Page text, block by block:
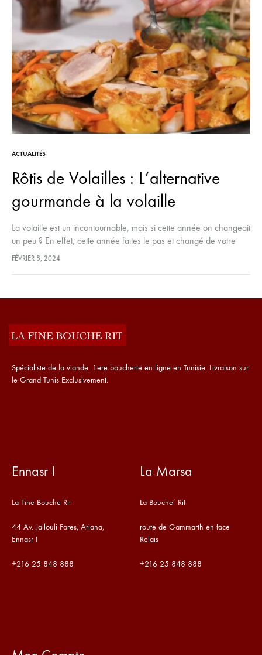
ACTUALITÉS
Rôtis de Volailles : L’alternative
gourmande à la volaille
La volaille est un incontournable, mais si cette année on changeait
un peu ? En effet, cette année faites le pas et changé de votre
traditionnelle volaille en optant pour…
FÉVRIER 8, 2024
Spécialiste de la viande. 1ere boucherie en ligne en Tunisie. Livraison sur
le Grand Tunis Exclusivement.
Ennasr I
La Fine Bouche Rit
44 Av. Jallouli Fares, Ariana,
Ennasr I
+216 25 848 888
La Marsa
La Bouche’ Rit
route de Gammarth en face
Relais
+216 25 848 888